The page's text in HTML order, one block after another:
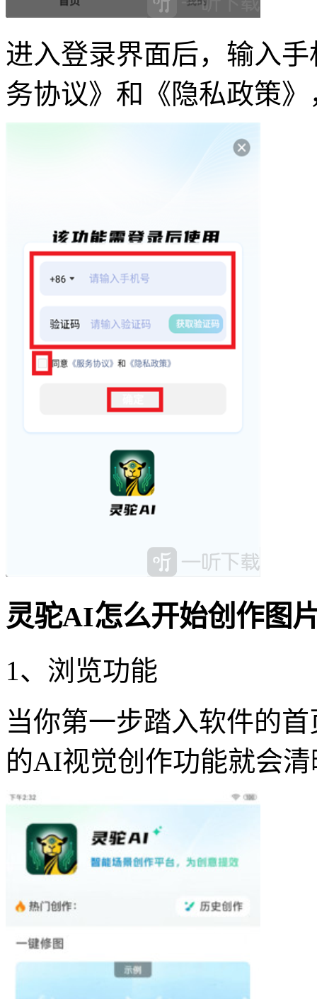
进入登录界面后，输入
务协议》和《隐私政策
灵驼AI怎么开始创作图
1、浏览功能
当你第一步踏入软件的
的AI视觉创作功能就会